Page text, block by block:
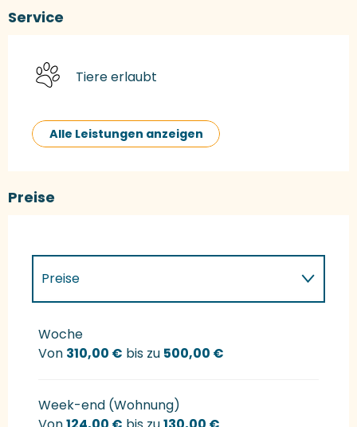
Service
Tiere erlaubt
Alle Leistungen anzeigen
Preise
Preise
Preise 2027
Woche
Von 310,00 € bis zu 500,00 €
Week-end (Wohnung)